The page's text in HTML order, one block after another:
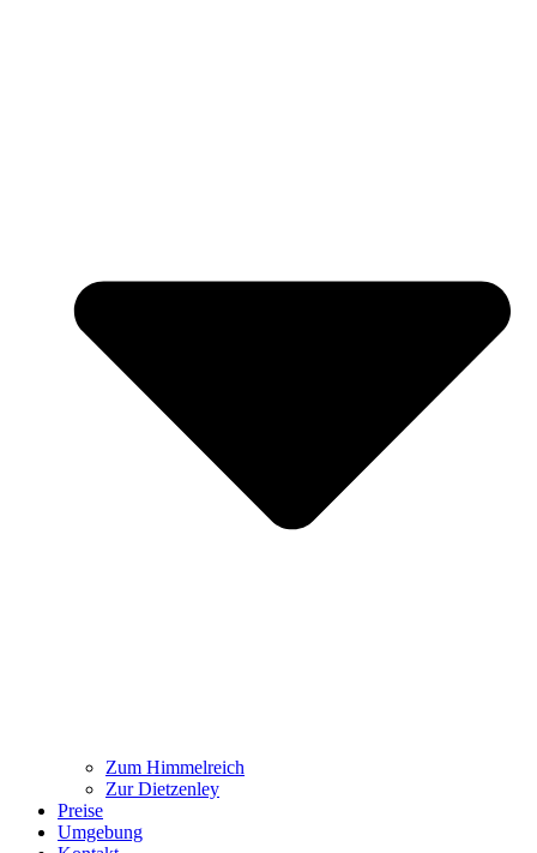
Zum Himmelreich
Zur Dietzenley
Preise
Umgebung